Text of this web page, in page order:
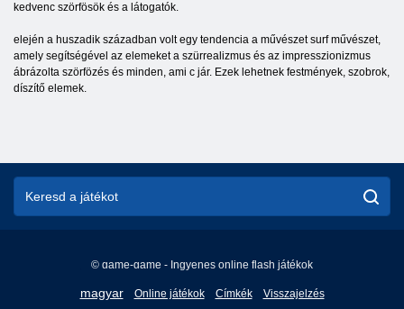
kedvenc szörfösök és a látogatók.
elején a huszadik században volt egy tendencia a művészet surf művészet,
amely segítségével az elemeket a szürrealizmus és az impresszionizmus
ábrázolta szörfözés és minden, ami c jár. Ezek lehetnek festmények, szobrok,
díszítő elemek.
© game-game - Ingyenes online flash játékok
magyar Online játékok Címkék Visszajelzés